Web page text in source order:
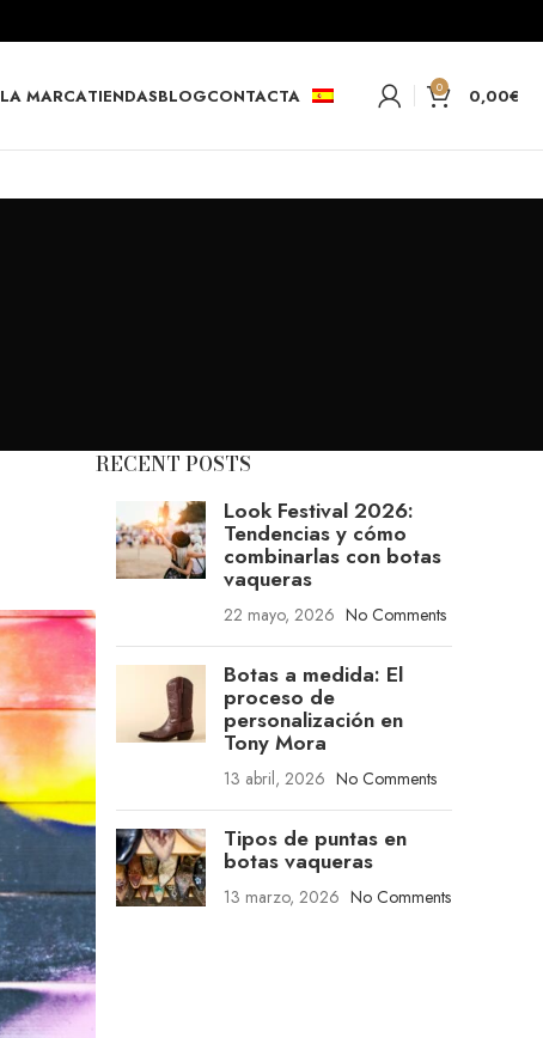
LA MARCATIENDASBLOGCONTACTA 0 0,00€
RECENT POSTS
Look Festival 2026:
Tendencias y cómo
combinarlas con botas
vaqueras
22 mayo, 2026 No Comments
Botas a medida: El
proceso de
personalización en
Tony Mora
13 abril, 2026 No Comments
Tipos de puntas en
botas vaqueras
13 marzo, 2026 No Comments